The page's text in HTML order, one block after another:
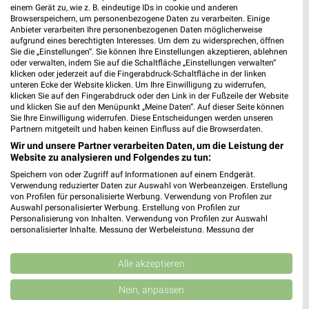
3,1 km
Milchzahn-Woche
Gültig bis Do. 01.10.
0,4 km
Einfach draußen kochen
Gültig bis Di. 18.08.
Tchibo
0,4 km
Inspiriert vom Meer
Tchibo
Voilà, c’est moi
einem Gerät zu, wie z. B. eindeutige IDs in cookie und anderen
Browserspeichern, um personenbezogene Daten zu verarbeiten. Einige
Anbieter verarbeiten Ihre personenbezogenen Daten möglicherweise
aufgrund eines berechtigten Interesses. Um dem zu widersprechen, öffnen
Sie die „Einstellungen“. Sie können Ihre Einstellungen akzeptieren, ablehnen
oder verwalten, indem Sie auf die Schaltfläche „Einstellungen verwalten“
klicken oder jederzeit auf die Fingerabdruck-Schaltfläche in der linken
unteren Ecke der Website klicken. Um Ihre Einwilligung zu widerrufen,
klicken Sie auf den Fingerabdruck oder den Link in der Fußzeile der Website
und klicken Sie auf den Menüpunkt „Meine Daten“. Auf dieser Seite können
Sie Ihre Einwilligung widerrufen. Diese Entscheidungen werden unseren
Partnern mitgeteilt und haben keinen Einfluss auf die Browserdaten.
Wir und unsere Partner verarbeiten Daten, um die Leistung der
Website zu analysieren und Folgendes zu tun:
Speichern von oder Zugriff auf Informationen auf einem Endgerät.
Verwendung reduzierter Daten zur Auswahl von Werbeanzeigen. Erstellung
von Profilen für personalisierte Werbung. Verwendung von Profilen zur
Auswahl personalisierter Werbung. Erstellung von Profilen zur
Personalisierung von Inhalten. Verwendung von Profilen zur Auswahl
personalisierter Inhalte. Messung der Werbeleistung. Messung der
Kombinationen von Daten aus verschiedenen Quellen. Entwicklung und
Verbesserung der Angebote. Verwendung reduzierter Daten zur Auswahl
von Inhalten.
Daten können außerhalb der Europäischen Union weitergegeben und in die
USA gesendet werden.
Alle akzeptieren
Nein, anpassen